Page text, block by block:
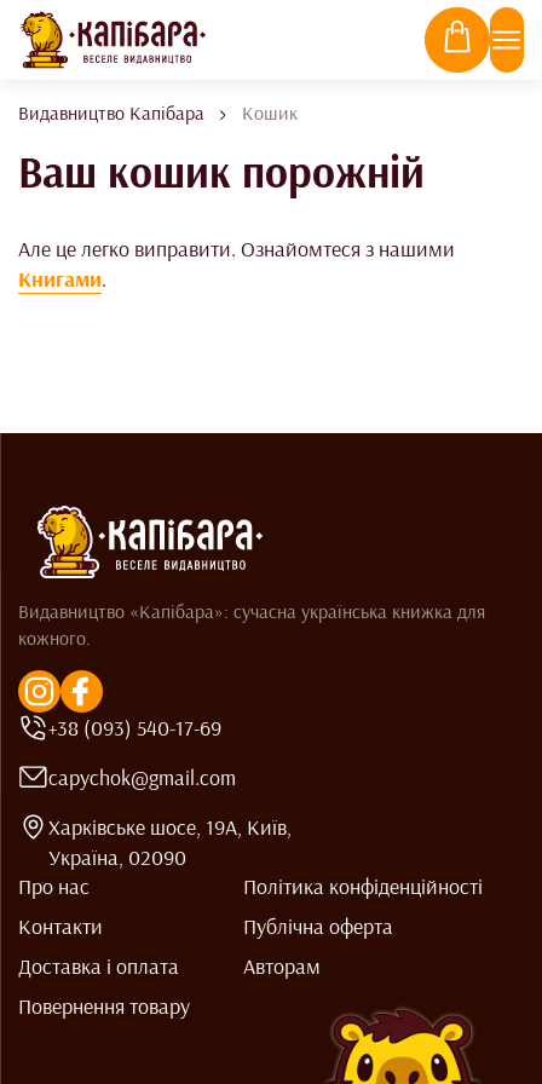
Видавництво Капібара Кошик
Ваш кошик порожній
Але це легко виправити. Ознайомтеся з нашими
Книгами.
Видавництво «Капібара»: сучасна українська книжка для
кожного.
Про нас
Політика конфіденційності
Контакти
Публічна оферта
Доставка і оплата
Авторам
Повернення товару
+38 (093) 540-17-69
capychok@gmail.com
Харківське шосе, 19А, Київ,
Україна, 02090